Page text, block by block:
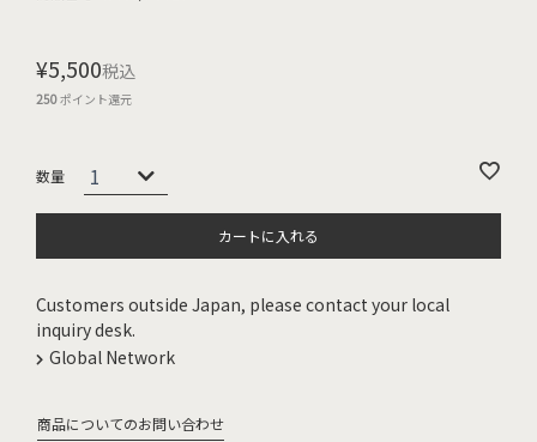
¥5,500税込
250ポイント還元
カートに入れる
Customers outside Japan, please contact your local
inquiry desk.
Global Network
商品についてのお問い合わせ